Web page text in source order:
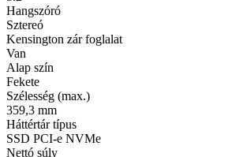
Hangszóró
Sztereó
Kensington zár foglalat
Van
Alap szín
Fekete
Szélesség (max.)
359,3 mm
Háttértár típus
SSD PCI-e NVMe
Nettó súly